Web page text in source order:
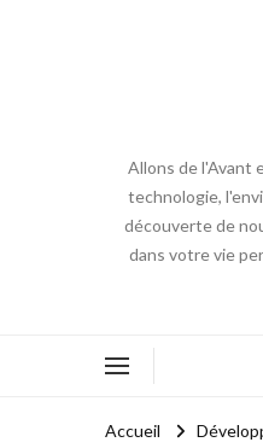
Allons de l'Avant
technologie,
découverte de
dans votre vie
Accueil